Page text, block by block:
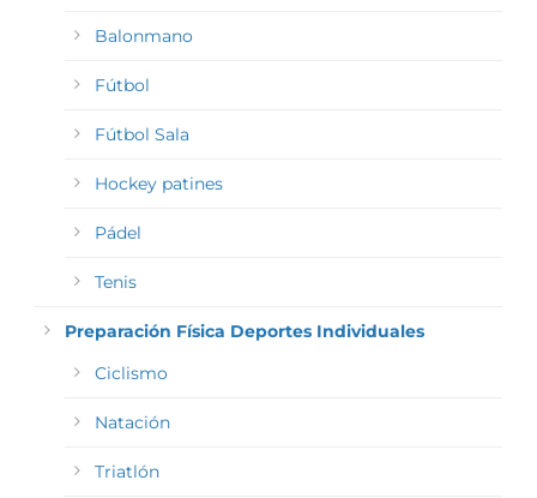
Balonmano
Fútbol
Fútbol Sala
Hockey patines
Pádel
Tenis
Preparación Física Deportes Individuales
Ciclismo
Natación
Triatlón